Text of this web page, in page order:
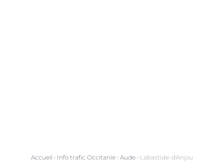
Accueil › Info trafic Occitanie › Aude › Labastide-d'Anjou